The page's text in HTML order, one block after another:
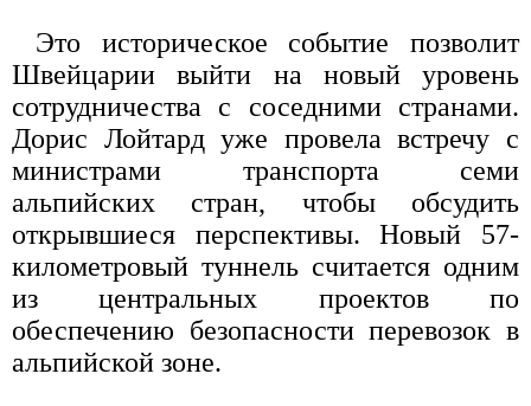
Это историческое событие позволит
Швейцарии выйти на новый уровень
сотрудничества с соседними странами.
Дорис Лойтард уже провела встречу с
министрами транспорта семи
альпийских стран, чтобы обсудить
открывшиеся перспективы. Новый 57-
километровый туннель считается одним
из центральных проектов по
обеспечению безопасности перевозок в
альпийской зоне.